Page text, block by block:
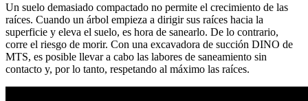
Un suelo demasiado compactado no permite el crecimiento de las
raíces. Cuando un árbol empieza a dirigir sus raíces hacia la
superficie y eleva el suelo, es hora de sanearlo. De lo contrario,
corre el riesgo de morir. Con una excavadora de succión DINO de
MTS, es posible llevar a cabo las labores de saneamiento sin
contacto y, por lo tanto, respetando al máximo las raíces.